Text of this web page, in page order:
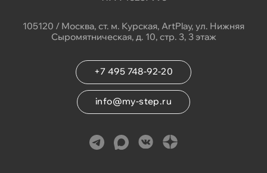
105120 / Москва, ст. м. Курская, ArtPlay, ул. Нижняя
Сыромятническая, д. 10, стр. 3, 3 этаж
+7 495 748-92-20
info@my-step.ru